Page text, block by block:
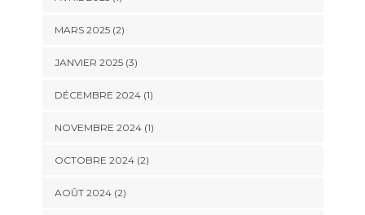
MARS 2025(2)
JANVIER 2025(3)
DÉCEMBRE 2024(1)
NOVEMBRE 2024(1)
OCTOBRE 2024(2)
AOÛT 2024(2)